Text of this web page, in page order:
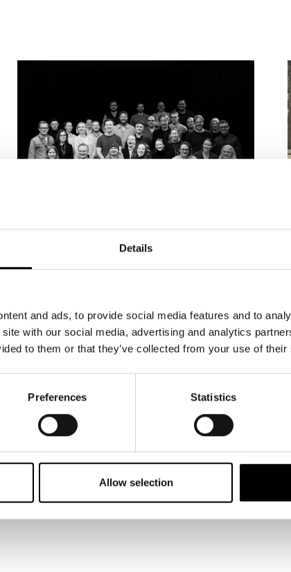
Details
and ads, to provide social media features and to
with our social media, advertising and analytics
to them or that they’ve collected from your use of
Preferences Statistics
Allow selection
20 000 har bokat biljetter till
våren 2027 släpps 19 maj
Intresset för höstens stora musikal Änglagård
är enormt. Hittills har 20 000 biljetter bokats och
sålts. Repetitionerna är i full gång, och glädjen i
ensemblen är påtaglig – nu växer föreställningen
fram dag för dag. Änglagård har premiär den 17
september 2026. Tisdagen den 19.5 kl 12
släpper vi biljetterna till föreställningarna 2027.